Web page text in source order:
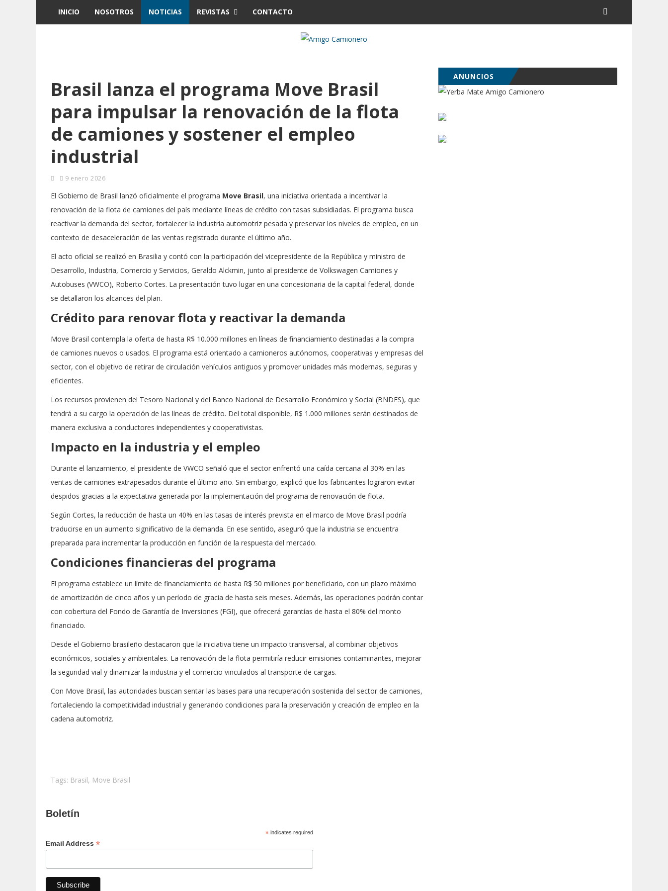
INICIO NOSOTROS NOTICIAS REVISTAS CONTACTO
Brasil lanza el programa Move Brasil
para impulsar la renovación de la flota
de camiones y sostener el empleo
industrial
9 enero 2026
El Gobierno de Brasil lanzó oficialmente el programa Move Brasil, una iniciativa orientada a incentivar la
renovación de la flota de camiones del país mediante líneas de crédito con tasas subsidiadas. El programa busca
reactivar la demanda del sector, fortalecer la industria automotriz pesada y preservar los niveles de empleo, en un
contexto de desaceleración de las ventas registrado durante el último año.
El acto oficial se realizó en Brasilia y contó con la participación del vicepresidente de la República y ministro de
Desarrollo, Industria, Comercio y Servicios, Geraldo Alckmin, junto al presidente de Volkswagen Camiones y
Autobuses (VWCO), Roberto Cortes. La presentación tuvo lugar en una concesionaria de la capital federal, donde
se detallaron los alcances del plan.
Crédito para renovar flota y reactivar la demanda
Move Brasil contempla la oferta de hasta R$ 10.000 millones en líneas de financiamiento destinadas a la compra
de camiones nuevos o usados. El programa está orientado a camioneros autónomos, cooperativas y empresas del
sector, con el objetivo de retirar de circulación vehículos antiguos y promover unidades más modernas, seguras y
eficientes.
Los recursos provienen del Tesoro Nacional y del Banco Nacional de Desarrollo Económico y Social (BNDES), que
tendrá a su cargo la operación de las líneas de crédito. Del total disponible, R$ 1.000 millones serán destinados de
manera exclusiva a conductores independientes y cooperativistas.
Impacto en la industria y el empleo
Durante el lanzamiento, el presidente de VWCO señaló que el sector enfrentó una caída cercana al 30% en las
ventas de camiones extrapesados durante el último año. Sin embargo, explicó que los fabricantes lograron evitar
despidos gracias a la expectativa generada por la implementación del programa de renovación de flota.
Según Cortes, la reducción de hasta un 40% en las tasas de interés prevista en el marco de Move Brasil podría
traducirse en un aumento significativo de la demanda. En ese sentido, aseguró que la industria se encuentra
preparada para incrementar la producción en función de la respuesta del mercado.
Condiciones financieras del programa
El programa establece un límite de financiamiento de hasta R$ 50 millones por beneficiario, con un plazo máximo
de amortización de cinco años y un período de gracia de hasta seis meses. Además, las operaciones podrán contar
con cobertura del Fondo de Garantía de Inversiones (FGI), que ofrecerá garantías de hasta el 80% del monto
financiado.
Desde el Gobierno brasileño destacaron que la iniciativa tiene un impacto transversal, al combinar objetivos
económicos, sociales y ambientales. La renovación de la flota permitiría reducir emisiones contaminantes, mejorar
la seguridad vial y dinamizar la industria y el comercio vinculados al transporte de cargas.
Con Move Brasil, las autoridades buscan sentar las bases para una recuperación sostenida del sector de camiones,
fortaleciendo la competitividad industrial y generando condiciones para la preservación y creación de empleo en la
cadena automotriz.
Tags: Brasil, Move Brasil
ANUNCIOS
Boletín
*indicates required
Email Address *